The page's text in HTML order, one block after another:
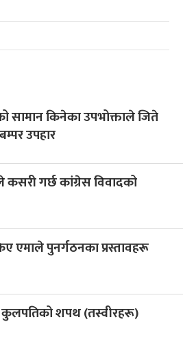
सामान किनेका उपभोक्ताले जिते
उपहार
कसरी गर्छ कांग्रेस विवादको
एमाले पुनर्गठनका प्रस्तावहरू
कुलपतिको शपथ (तस्वीरहरू)